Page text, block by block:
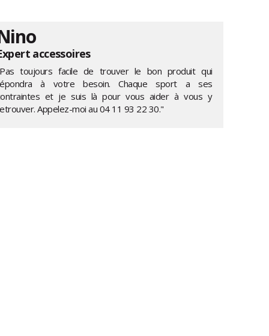
accessoires
toujours facile de trouver le bon produit qui
à votre besoin. Chaque sport a ses
et je suis là pour vous aider à vous y
Appelez-moi au 04 11 93 22 30."